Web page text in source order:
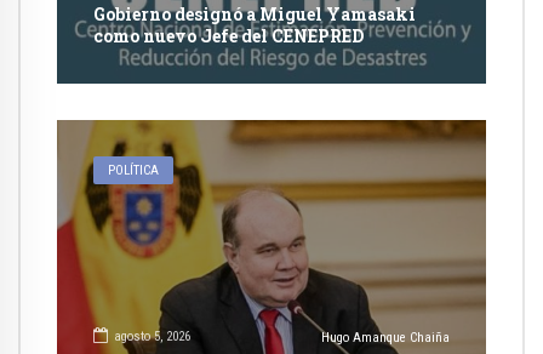
Gobierno designó a Miguel Yamasaki
como nuevo Jefe del CENEPRED
POLÍTICA
agosto 5, 2026 Hugo Amanque Chaiña